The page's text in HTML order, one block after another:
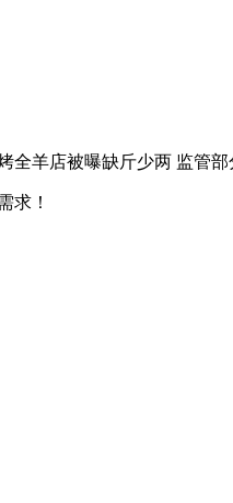
店被曝缺斤少两 监管部
求！